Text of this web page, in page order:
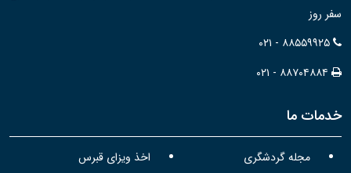
سفر روز
۰۲۱ - ۸۸۵۵۹۹۲۵
۰۲۱ - ۸۸۷۰۴۸۸۴
خدمات ما
مجله گردشگری
اخذ ویزای قبرس